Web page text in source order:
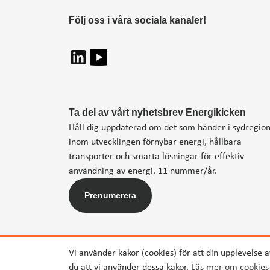
Vi använder kakor (cookies) för att din upplevelse
du att vi använder dessa kakor. Läs mer om cookies
Ta del av vårt nyhetsbrev Energikicken
Håll dig uppdaterad om det som händer i
inom utvecklingen förnybar energi, hållbara
transporter och smarta lösningar för effektiv
användning av energi. 11 nummer/år.
Prenumerera
Följ oss i våra sociala kanaler!